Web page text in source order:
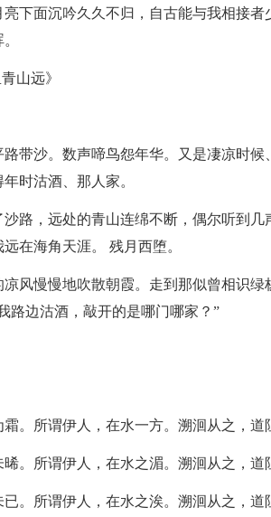
下面沉吟久久不归，自古能与我相接
山远》
带沙。数声啼鸟怨年华。又是凄凉时候
时沽酒、那人家。
路，远处的青山连绵不断，偶尔听到
在海角天涯。 残月西堕。
凉风慢慢地吹散朝霞。走到那似曾相识
路边沽酒，敲开的是哪门哪家？”
。所谓伊人，在水一方。溯洄从之，道
。所谓伊人，在水之湄。溯洄从之，道
。所谓伊人，在水之涘。溯洄从之，道